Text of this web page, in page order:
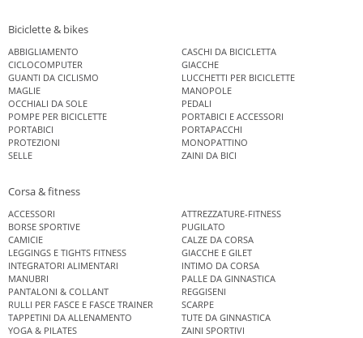
Biciclette & bikes
ABBIGLIAMENTO
CASCHI DA BICICLETTA
CICLOCOMPUTER
GIACCHE
GUANTI DA CICLISMO
LUCCHETTI PER BICICLETTE
MAGLIE
MANOPOLE
OCCHIALI DA SOLE
PEDALI
POMPE PER BICICLETTE
PORTABICI E ACCESSORI
PORTABICI
PORTAPACCHI
PROTEZIONI
MONOPATTINO
SELLE
ZAINI DA BICI
Corsa & fitness
ACCESSORI
ATTREZZATURE-FITNESS
BORSE SPORTIVE
PUGILATO
CAMICIE
CALZE DA CORSA
LEGGINGS E TIGHTS FITNESS
GIACCHE E GILET
INTEGRATORI ALIMENTARI
INTIMO DA CORSA
MANUBRI
PALLE DA GINNASTICA
PANTALONI & COLLANT
REGGISENI
RULLI PER FASCE E FASCE TRAINER
SCARPE
TAPPETINI DA ALLENAMENTO
TUTE DA GINNASTICA
YOGA & PILATES
ZAINI SPORTIVI